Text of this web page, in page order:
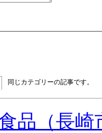
同じカテゴリーの記事です。
食品（長